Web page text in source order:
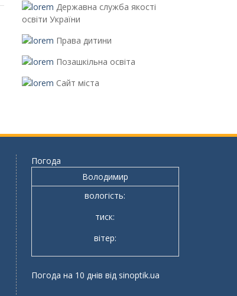
Державна служба якості
освіти України
Права дитини
Позашкільна освіта
Сайт міста
Погода
Володимир
вологість:
тиск:
вітер:
Погода на 10 днів від sinoptik.ua